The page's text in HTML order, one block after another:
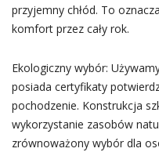
przyjemny chłód. To
komfort przez cały rok.
Ekologiczny wybór:
posiada certyfikaty
pochodzenie. Konstrukcja
wykorzystanie zasobów
zrównoważony wybór dla